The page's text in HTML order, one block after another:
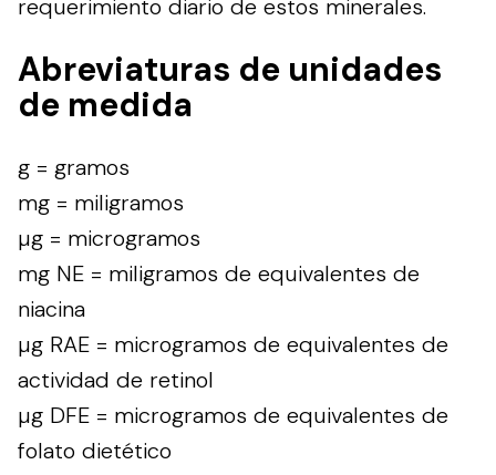
requerimiento diario de estos minerales.
Abreviaturas de unidades
de medida
g = gramos
mg = miligramos
µg = microgramos
mg NE = miligramos de equivalentes de
niacina
µg RAE = microgramos de equivalentes de
actividad de retinol
µg DFE = microgramos de equivalentes de
folato dietético